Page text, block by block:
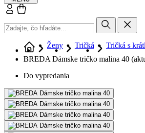
Prihlásiť sa
Ženy Tričká
Tričká s
BREDA Dámske tričko malina 40
Do vypredania